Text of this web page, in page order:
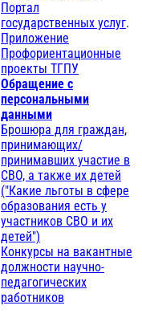
Портал
государственных услуг.
Приложение
Профориентационные
проекты ТГПУ
Обращение с
персональными
данными
Брошюра для граждан,
принимающих/
принимавших участие в
СВО, а также их детей
("Какие льготы в сфере
образования есть у
участников СВО и их
детей")
Конкурсы на вакантные
должности научно-
педагогических
работников